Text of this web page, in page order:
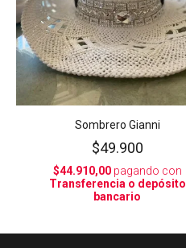
Sombrero Gianni
$49.900
$44.910,00pagando con
Transferencia o depósito
bancario